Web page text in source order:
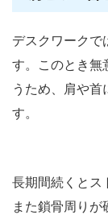
デスクワークで
す。このとき無
うため、肩や首
す。
長期間続くとス
また鎖骨周り